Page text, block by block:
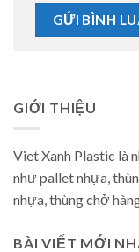
GIỚI THIỆU
Viet Xanh Plastic là
như pallet nhựa,
nhựa, thùng chở
BÀI VIẾT MỚI